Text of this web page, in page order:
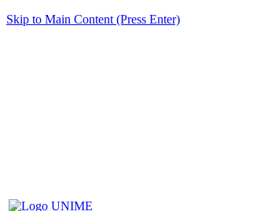
Skip to Main Content (Press Enter)